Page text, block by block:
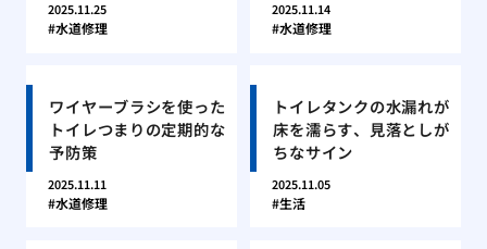
2025.11.25
水道修理
2025.11.14
水道修理
ワイヤーブラシを使った
トイレつまりの定期的な
予防策
2025.11.11
水道修理
トイレタンクの水漏れが
床を濡らす、見落としが
ちなサイン
2025.11.05
生活